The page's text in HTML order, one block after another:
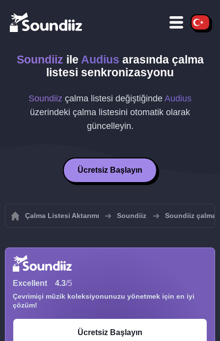
Soundiiz ile Audius arasında çalma
listesi senkronizasyonu
Soundiiz çalma listesi değiştiğinde Audius
üzerindeki çalma listesini otomatik olarak
güncelleyin.
Ücretsiz Başlayın
Çalma Listesi Aktarımı Soundiiz Soundiiz çalma
Excellent 4.3/5
Çevrimiçi müzik koleksiyonunuzu yönetmek için en iyi
çözüm!
Ücretsiz Başlayın